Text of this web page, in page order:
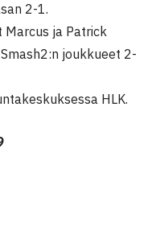
2-1.
Marcus ja Patrick
joukkueet 2-
HLK.